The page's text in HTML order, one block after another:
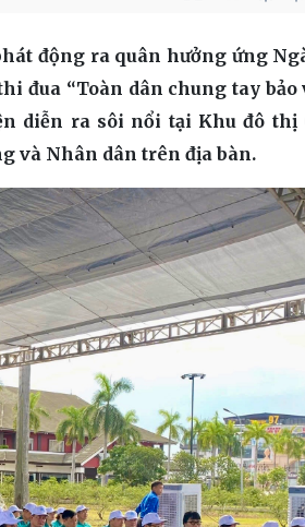
động ra quân hưởng ứng
đua “Toàn dân chung tay bảo
diễn ra sôi nổi tại Khu đô thị
và Nhân dân trên địa bàn.